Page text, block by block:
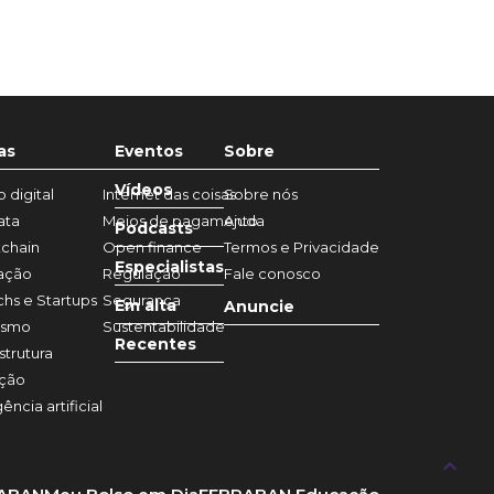
digital
e Startups
artificial
Internet das coisas
Meios de pagamento
Open finance
Regulação
Segurança
Sustentabilidade
Eventos
Vídeos
Podcasts
Especialistas
Em alta
Recentes
Sobre
Sobre nós
Ajuda
Termos e Privacidade
Fale conosco
Anuncie
keyboard_arrow_up